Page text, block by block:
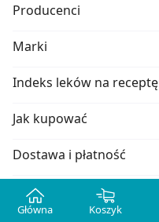
Główna Koszyk
Producenci
Marki
Indeks leków na receptę
Jak kupować
Dostawa i płatność
Odbiór osobisty